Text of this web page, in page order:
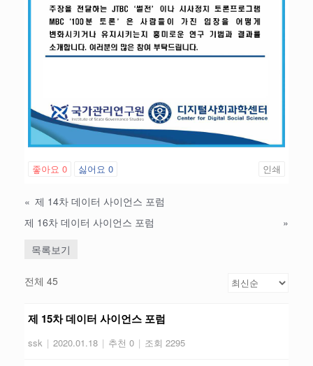
좋아요 0 싫어요 0 인쇄
« 제 14차 데이터 사이언스 포럼
제 16차 데이터 사이언스 포럼
»
목록보기
전체 45
제 15차 데이터 사이언스 포럼
ssk | 2020.01.18 | 추천 0 | 조회 2295